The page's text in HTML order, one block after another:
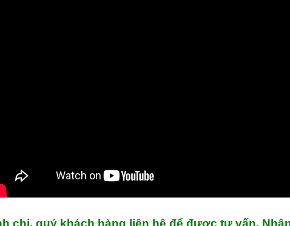
chị, quý khách hàng liên hệ để được tư vấn.